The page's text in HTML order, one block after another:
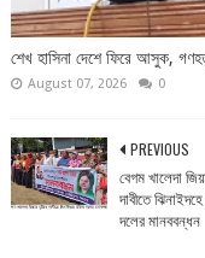
শেখ হাসিনা দেশে ফিরে আসুক,
August 07, 2026 0
PREVIOUS
বেগম খালেদা
দাবীতে
দলের মানববন্ধন